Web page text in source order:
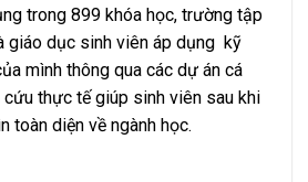
trong 899 khóa học, trường tập
giáo dục sinh viên áp dụng kỹ
mình thông qua các dự án cá
cứu thực tế giúp sinh viên sau khi
toàn diện về ngành học.